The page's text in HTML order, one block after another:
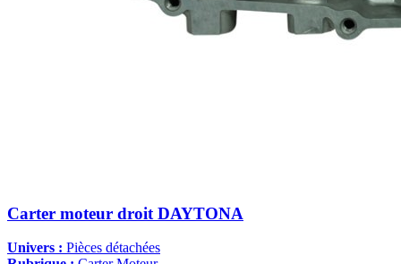
Carter moteur droit DAYTONA
Univers : Pièces détachées